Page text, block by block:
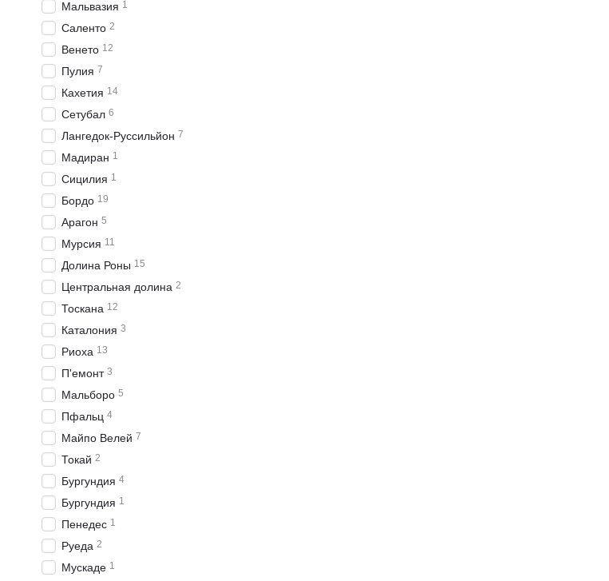
Мальвазия 1
Саленто 2
Венето 12
Пулия 7
Кахетия 14
Сетубал 6
Лангедок-Руссильйон 7
Мадиран 1
Сицилия 1
Бордо 19
Арагон 5
Мурсия 11
Долина Роны 15
Центральная долина 2
Тоскана 12
Каталония 3
Риоха 13
П'емонт 3
Мальборо 5
Пфальц 4
Майпо Велей 7
Токай 2
Бургундия 4
Бургундия 1
Пенедес 1
Руеда 2
Мускаде 1